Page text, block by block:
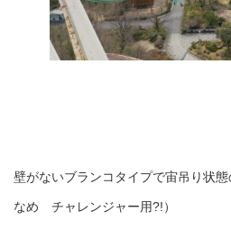
壁がないブランコタイプで宙吊
なめ チャレンジャー用?!）